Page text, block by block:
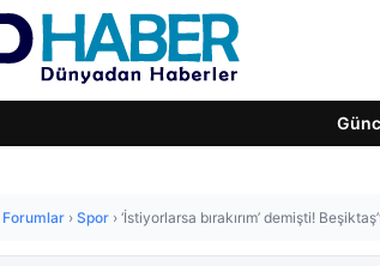
Forumlar › Spor › ‘İstiyorlarsa bırakırım’ demişti!